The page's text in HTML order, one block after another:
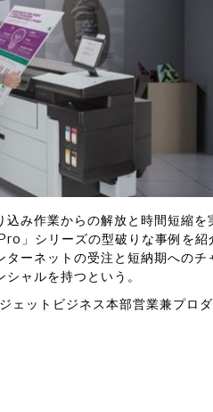
み作業からの解放と時間短縮
」シリーズの型破りな事例を紹
ーネットの受注と短納期への
ャルを持つという。
ェットビジネス本部営業兼プロダ